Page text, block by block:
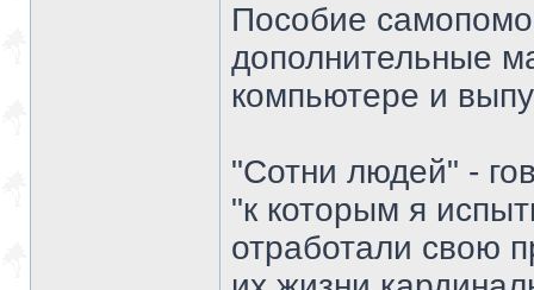
Пособие
дополнительные
компьютере и
"Сотни людей" -
"к которым я
отработали свою